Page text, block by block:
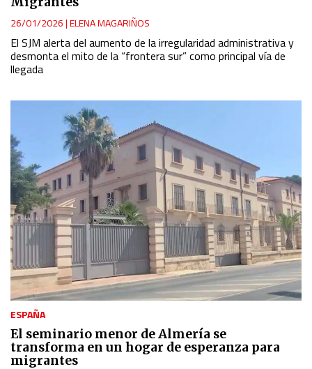
26/01/2026|ELENA MAGARIÑOS
El SJM alerta del aumento de la irregularidad administrativa y
desmonta el mito de la “frontera sur” como principal vía de
llegada
ESPAÑA
El seminario menor de Almería se
transforma en un hogar de esperanza para
migrantes